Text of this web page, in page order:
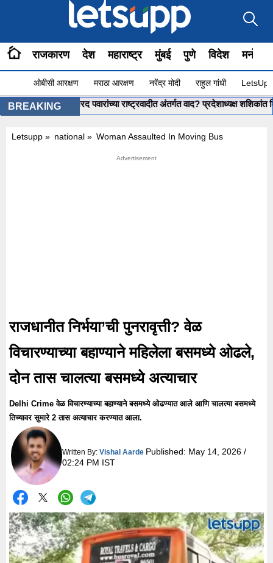
राजकारण देश महाराष्ट्र मुंबई पुणे विदेश
ओबीसी आरक्षण मराठा आरक्षण नरेंद्र मोदी राहुल गांधी
BREAKING
Shinde : शरद पवारांच्या राष्ट्रवादीत अंतर्गत वाद? प्रदेशाध्यक्ष शशिकांत
Letsupp » national » Woman Assaulted In Moving Bus
राजधानीत निर्भया’ची पुनरावृत्ती? वेळ
विचारण्याच्या बहाण्याने महिलेला बसमध्ये ओढले,
दोन तास चालत्या बसमध्ये अत्याचार
Delhi Crime वेळ विचारण्याच्या बहाण्याने बसमध्ये ओढण्यात आले आणि चालत्या बसमध्ये
तिच्यावर सुमारे 2 तास अत्याचार करण्यात आला.
Written By:Vishal Aarde Published: May 14, 2026 /
02:24 PM IST